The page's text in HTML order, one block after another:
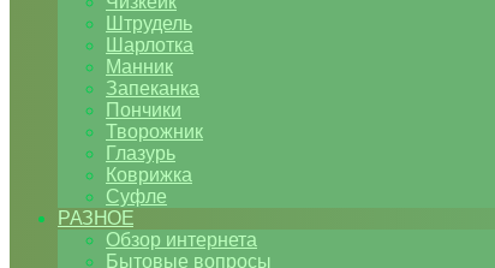
Штрудель
Шарлотка
Манник
Запеканка
Пончики
Творожник
Глазурь
Коврижка
Суфле
РАЗНОЕ
Обзор интернета
Бытовые вопросы